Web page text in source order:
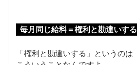
毎月同じ給料＝権利と勘違いする
「権利と勘違いする」というのは